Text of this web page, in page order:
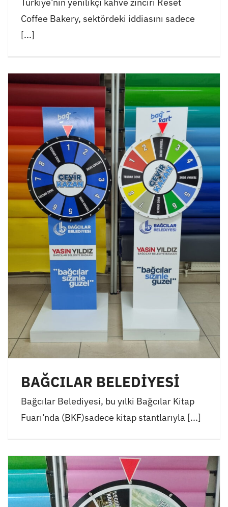
Coffee Bakery, sektördeki iddiasını sadece
[...]
BAĞCILAR BELEDİYESİ
Bağcılar Belediyesi, bu yılki Bağcılar Kitap
Fuarı’nda (BKF)sadece kitap stantlarıyla [...]